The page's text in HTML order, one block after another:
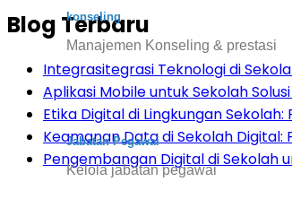
konseling
Manajemen Konseling & prestasi
Jabatan Pegawai
Kelola jabatan pegawai
Blog Terbaru
Integrasitegrasi Teknologi di
Aplikasi Mobile untuk Sekolah
Etika Digital di Lingkungan Sekolah:
Keamanan Data di Sekolah
Pengembangan Digital di Sekolah